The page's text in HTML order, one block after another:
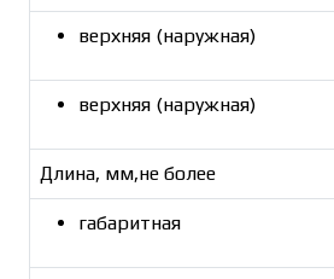
верхняя (наружная)
верхняя (наружная)
Длина, мм,не более
габаритная